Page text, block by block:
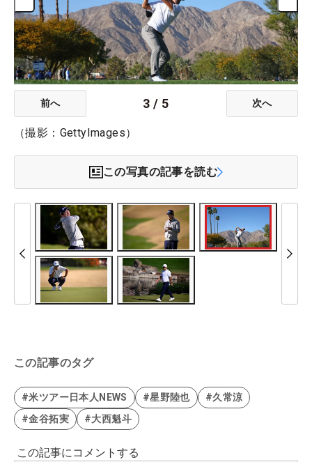
前へ 3 / 5 次へ
（撮影：GettyImages）
この写真の記事を読む
この記事のタグ
#米ツアー日本人NEWS #星野陸也
#久常涼
#金谷拓実
#大西魁斗